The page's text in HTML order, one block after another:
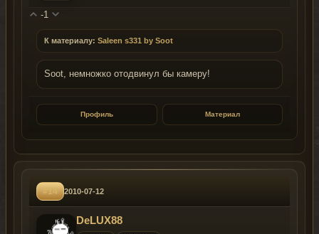
-1
К материалу: Saleen s331 by Soot
Soot, немножко отодвинул бы камеру!
Профиль Материал
#14 2010-07-12
DeLUX88